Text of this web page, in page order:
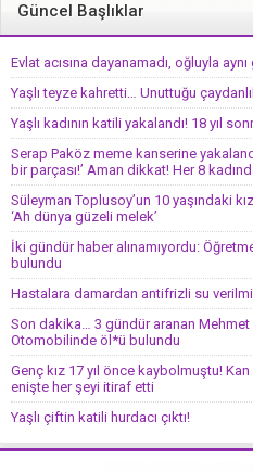
Güncel Başlıklar
Evlat acısına dayanamadı, oğluyla
Yaşlı teyze kahretti… Unuttuğu
Yaşlı kadının katili yakalandı! 18 yıl
Serap Paköz meme kanserine
bir parçası!’ Aman dikkat! Her 8
Süleyman Toplusoy’un 10 yaşındaki
‘Ah dünya güzeli melek’
İki gündür haber alınamıyordu:
bulundu
Hastalara damardan antifrizli su
Son dakika… 3 gündür aranan
Otomobilinde öl*ü bulundu
Genç kız 17 yıl önce kaybolmuştu!
enişte her şeyi itiraf etti
Yaşlı çiftin katili hurdacı çıktı!